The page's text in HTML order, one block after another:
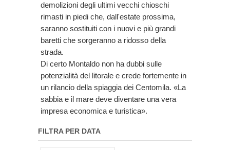
demolizioni degli ultimi vecchi chioschi
rimasti in piedi che, dall'estate prossima,
saranno sostituiti con i nuovi e più grandi
baretti che sorgeranno a ridosso della
strada.
Di certo Montaldo non ha dubbi sulle
potenzialità del litorale e crede fortemente in
un rilancio della spiaggia dei Centomila. «La
sabbia e il mare deve diventare una vera
impresa economica e turistica».
FILTRA PER DATA